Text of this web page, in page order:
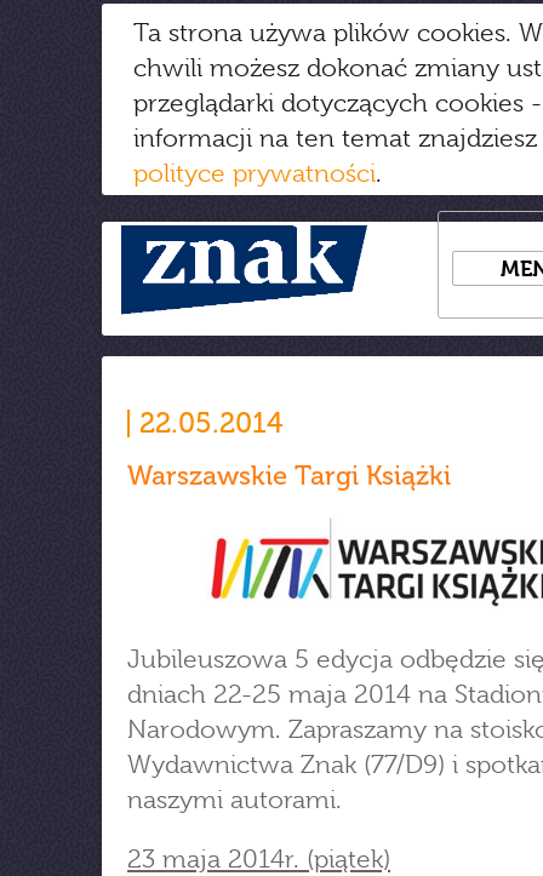
Ta strona używa plików cookies.
chwili możesz dokonać zmiany
przeglądarki dotyczących cookies
informacji na ten temat
polityce prywatności.
22.05.2014
Warszawskie Targi Książki
Jubileuszowa 5 edycja odbędzie
dniach 22-25 maja 2014 na
Narodowym. Zapraszamy na
Wydawnictwa Znak (77/D9) i
naszymi autorami.
23 maja 2014r. (piątek)